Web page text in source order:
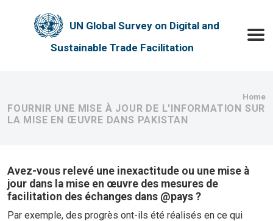
UN Global Survey on Digital and
Sustainable Trade Facilitation
Home
FOURNIR UNE MISE À JOUR DE L'INFORMATION SUR
LA MISE EN ŒUVRE DANS PAKISTAN
Avez-vous relevé une inexactitude ou une mise à
jour dans la mise en œuvre des mesures de
facilitation des échanges dans @pays ?
Par exemple, des progrès ont-ils été réalisés en ce qui